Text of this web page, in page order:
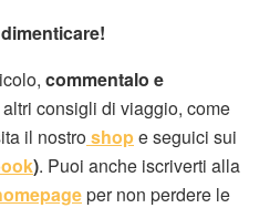
commentalo e
consigli di viaggio, come
il nostroshope seguici sui
). Puoi anche iscriverti alla
per non perdere le